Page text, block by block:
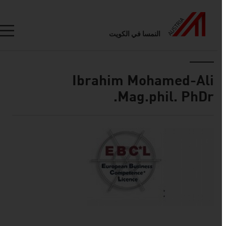
النمسا في الكويت
Ibrahim Mohamed-Ali
Mag.phil. PhDr.